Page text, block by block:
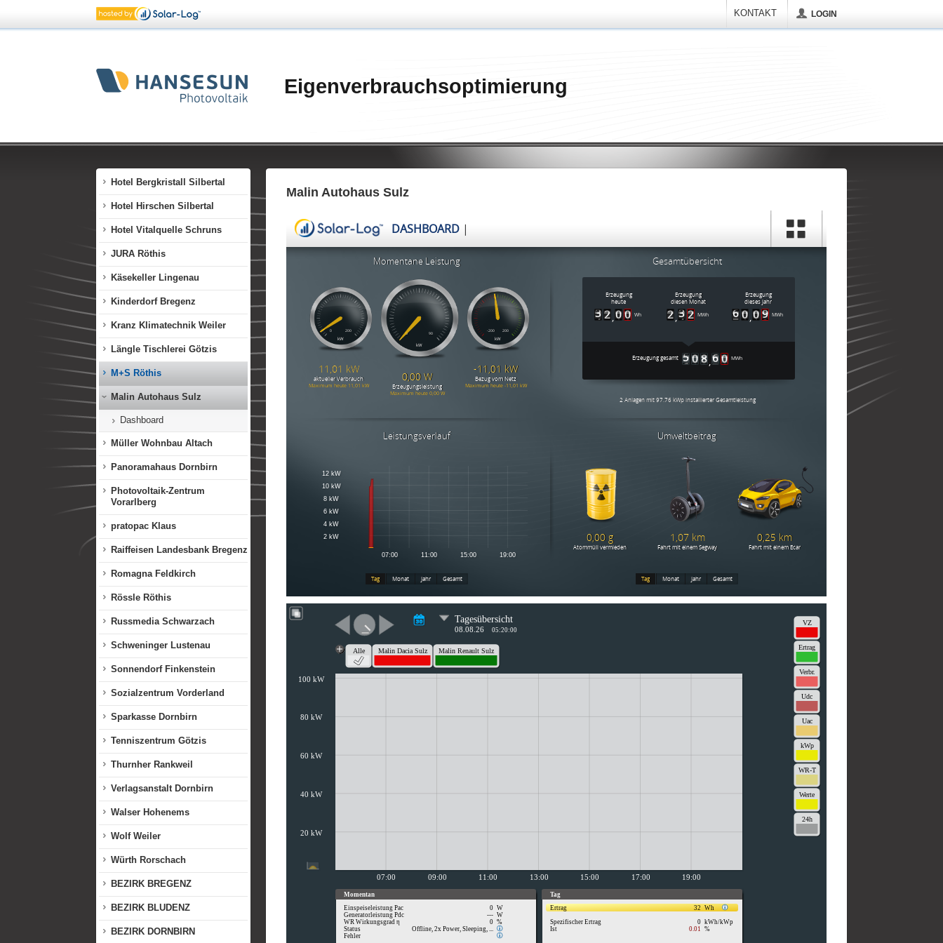
KONTAKT LOGIN
Eigenverbrauchsoptimierung
Fliesenpool Nenzing
Gemeinde Zwischenwasser
Hotel Bergkristall Silbertal
Hotel Hirschen Silbertal
Hotel Vitalquelle Schruns
JURA Röthis
Käsekeller Lingenau
Kinderdorf Bregenz
Kranz Klimatechnik Weiler
Längle Tischlerei Götzis
M+S Röthis
Malin Autohaus Sulz
Dashboard
Müller Wohnbau Altach
Panoramahaus Dornbirn
Photovoltaik-Zentrum
Vorarlberg
pratopac Klaus
Raiffeisen Landesbank Bregenz
Romagna Feldkirch
Rössle Röthis
Russmedia Schwarzach
Schweninger Lustenau
Sonnendorf Finkenstein
Sozialzentrum Vorderland
Sparkasse Dornbirn
Tenniszentrum Götzis
Thurnher Rankweil
Verlagsanstalt Dornbirn
Walser Hohenems
Wolf Weiler
Würth Rorschach
BEZIRK BREGENZ
BEZIRK BLUDENZ
BEZIRK DORNBIRN
Malin Autohaus Sulz